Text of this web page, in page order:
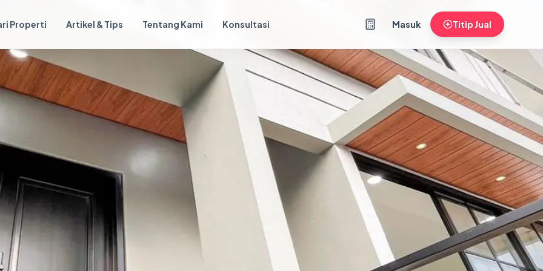
Properti Artikel & Tips Tentang Kami Konsultasi Masuk Titip Jual